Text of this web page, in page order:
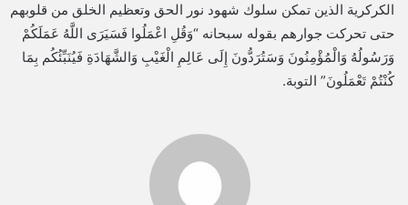
الكركرية الذين تمكن سلوك شهود نور الحق وتعظيم الخلق من قلوبهم
حتى تحركت جوارهم بقوله سبحانه “وَقُلِ اعْمَلُوا فَسَيَرَى اللَّهُ عَمَلَكُمْ
وَرَسُولُهُ وَالْمُؤْمِنُونَ وَسَتُرَدُّونَ إِلَى عَالِمِ الْغَيْبِ وَالشَّهَادَةِ فَيُنَبِّئُكُم بِمَا
كُنْتُمْ تَعْمَلُونَ” التوبة.